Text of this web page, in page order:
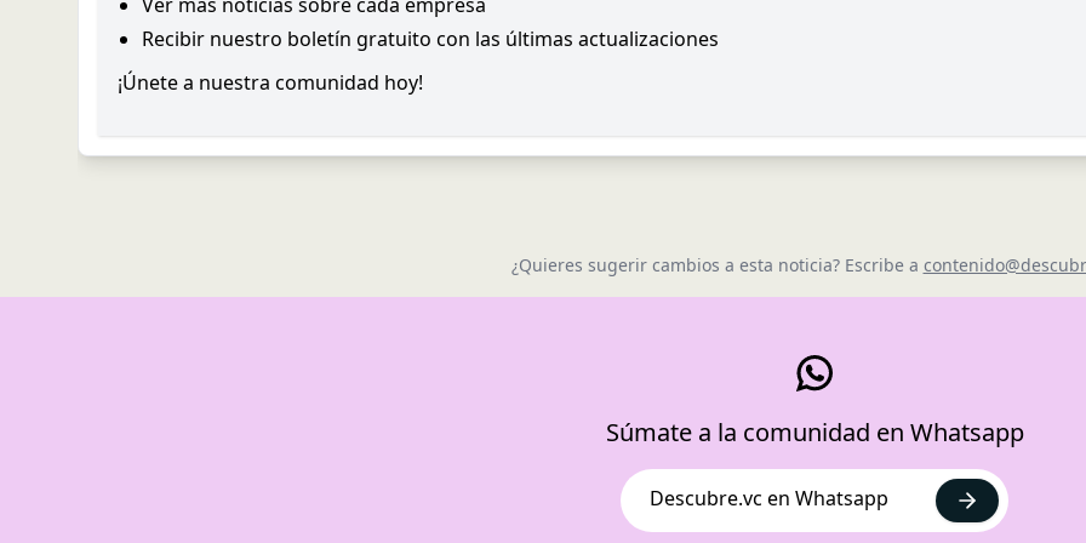
Recibir nuestro boletín gratuito con las últimas actualizaciones
¡Únete a nuestra comunidad hoy!
¿Quieres sugerir cambios a esta noticia? Escribe a
Súmate a la comunidad en Whatsapp
Descubre.vc en Whatsapp